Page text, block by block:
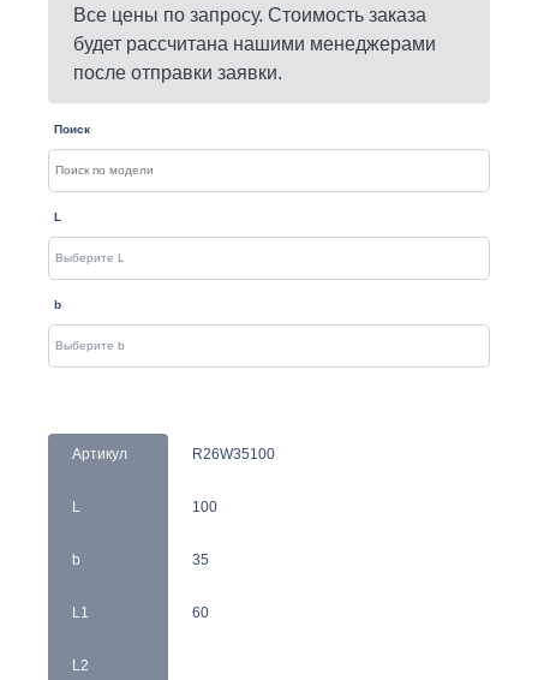
Все цены по запросу. Стоимость заказа
будет рассчитана нашими менеджерами
после отправки заявки.
Поиск
L
b
Артикул
L
b
L1
L2
R26W35100
100
35
60